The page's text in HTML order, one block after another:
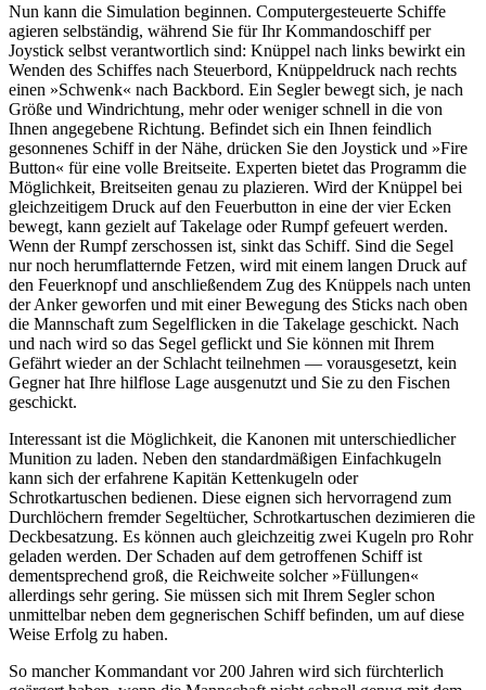
Nun kann die Simulation beginnen. Computergesteuerte Schiffe
agieren selbständig, während Sie für Ihr Kommandoschiff per
Joystick selbst verantwortlich sind: Knüppel nach links bewirkt ein
Wenden des Schiffes nach Steuerbord, Knüppeldruck nach rechts
einen »Schwenk« nach Backbord. Ein Segler bewegt sich, je nach
Größe und Windrichtung, mehr oder weniger schnell in die von
Ihnen angegebene Richtung. Befindet sich ein Ihnen feindlich
gesonnenes Schiff in der Nähe, drücken Sie den Joystick und »Fire
Button« für eine volle Breitseite. Experten bietet das Programm die
Möglichkeit, Breitseiten genau zu plazieren. Wird der Knüppel bei
gleichzeitigem Druck auf den Feuerbutton in eine der vier Ecken
bewegt, kann gezielt auf Takelage oder Rumpf gefeuert werden.
Wenn der Rumpf zerschossen ist, sinkt das Schiff. Sind die Segel
nur noch herumflatternde Fetzen, wird mit einem langen Druck auf
den Feuerknopf und anschließendem Zug des Knüppels nach unten
der Anker geworfen und mit einer Bewegung des Sticks nach oben
die Mannschaft zum Segelflicken in die Takelage geschickt. Nach
und nach wird so das Segel geflickt und Sie können mit Ihrem
Gefährt wieder an der Schlacht teilnehmen — vorausgesetzt, kein
Gegner hat Ihre hilflose Lage ausgenutzt und Sie zu den Fischen
geschickt.
Interessant ist die Möglichkeit, die Kanonen mit unterschiedlicher
Munition zu laden. Neben den standardmäßigen Einfachkugeln
kann sich der erfahrene Kapitän Kettenkugeln oder
Schrotkartuschen bedienen. Diese eignen sich hervorragend zum
Durchlöchern fremder Segeltücher, Schrotkartuschen dezimieren die
Deckbesatzung. Es können auch gleichzeitig zwei Kugeln pro Rohr
geladen werden. Der Schaden auf dem getroffenen Schiff ist
dementsprechend groß, die Reichweite solcher »Füllungen«
allerdings sehr gering. Sie müssen sich mit Ihrem Segler schon
unmittelbar neben dem gegnerischen Schiff befinden, um auf diese
Weise Erfolg zu haben.
So mancher Kommandant vor 200 Jahren wird sich fürchterlich